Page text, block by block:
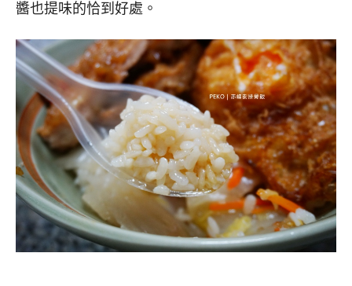
醬也提味的恰到好處。